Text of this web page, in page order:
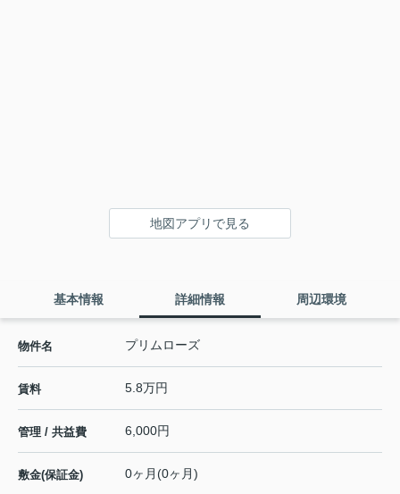
地図アプリで見る
基本情報 詳細情報 周辺環境
物件名 プリムローズ
賃料 5.8万円
管理 / 共益費 6,000円
敷金(保証金) 0ヶ月(0ヶ月)